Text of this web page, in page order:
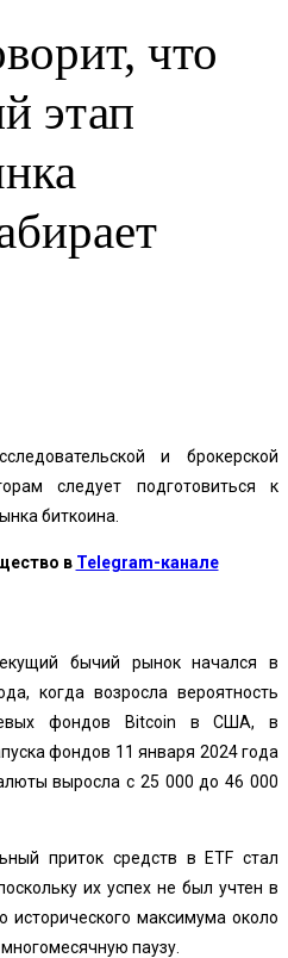
что
этап
и брокерской
следует подготовиться к
биткоина.
в Telegram-канале
бычий рынок начался в
когда возросла вероятность
фондов Bitcoin в США, в
фондов 11 января 2024 года
выросла с 25 000 до 46 000
приток средств в ETF стал
их успех не был учтен в
исторического максимума около
паузу.